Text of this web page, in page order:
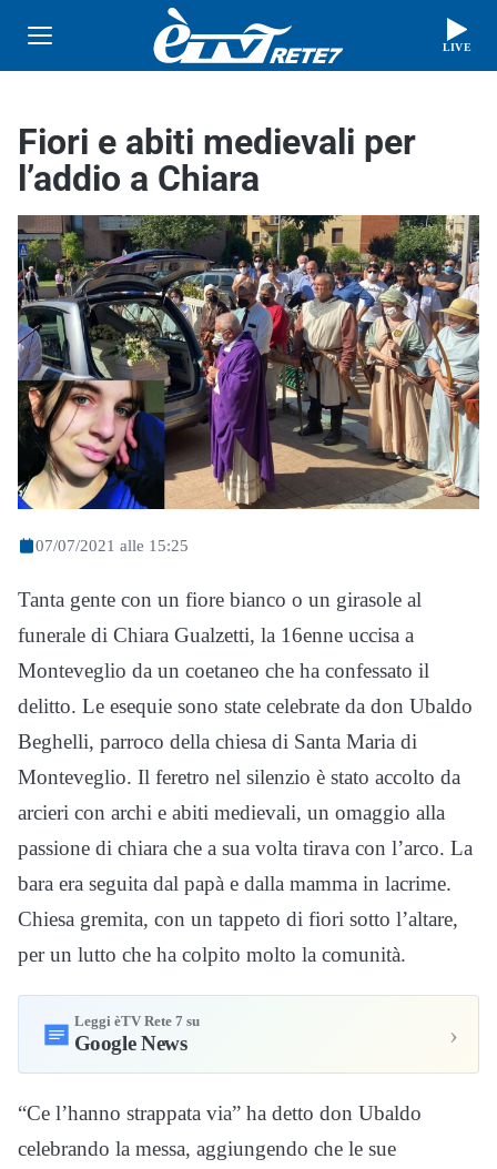
LIVE
Fiori e abiti medievali per
l’addio a Chiara
07/07/2021 alle 15:25
Tanta gente con un fiore bianco o un girasole al
funerale di Chiara Gualzetti, la 16enne uccisa a
Monteveglio da un coetaneo che ha confessato il
delitto. Le esequie sono state celebrate da don Ubaldo
Beghelli, parroco della chiesa di Santa Maria di
Monteveglio. Il feretro nel silenzio è stato accolto da
arcieri con archi e abiti medievali, un omaggio alla
passione di chiara che a sua volta tirava con l’arco. La
bara era seguita dal papà e dalla mamma in lacrime.
Chiesa gremita, con un tappeto di fiori sotto l’altare,
per un lutto che ha colpito molto la comunità.
Leggi èTV Rete 7 su
Google News ›
“Ce l’hanno strappata via” ha detto don Ubaldo
celebrando la messa, aggiungendo che le sue